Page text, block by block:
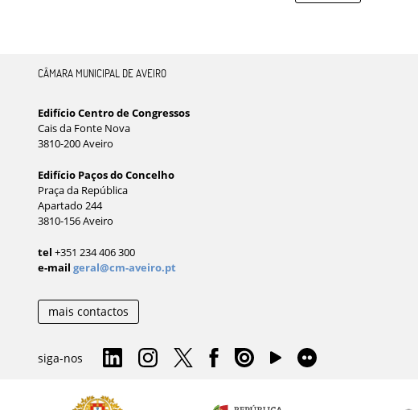
CÂMARA MUNICIPAL DE AVEIRO
Edifício Centro de Congressos
Cais da Fonte Nova
3810-200 Aveiro
Edifício Paços do Concelho
Praça da República
Apartado 244
3810-156 Aveiro
tel +351 234 406 300
e-mail geral@cm-aveiro.pt
mais contactos
siga-nos